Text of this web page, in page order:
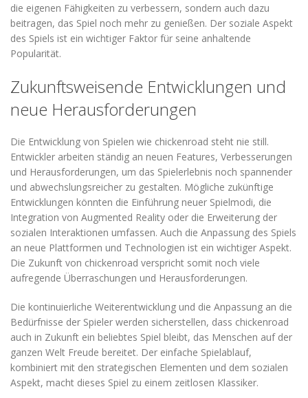
die eigenen Fähigkeiten zu verbessern, sondern auch dazu
beitragen, das Spiel noch mehr zu genießen. Der soziale Aspekt
des Spiels ist ein wichtiger Faktor für seine anhaltende
Popularität.
Zukunftsweisende Entwicklungen und
neue Herausforderungen
Die Entwicklung von Spielen wie chickenroad steht nie still.
Entwickler arbeiten ständig an neuen Features, Verbesserungen
und Herausforderungen, um das Spielerlebnis noch spannender
und abwechslungsreicher zu gestalten. Mögliche zukünftige
Entwicklungen könnten die Einführung neuer Spielmodi, die
Integration von Augmented Reality oder die Erweiterung der
sozialen Interaktionen umfassen. Auch die Anpassung des Spiels
an neue Plattformen und Technologien ist ein wichtiger Aspekt.
Die Zukunft von chickenroad verspricht somit noch viele
aufregende Überraschungen und Herausforderungen.
Die kontinuierliche Weiterentwicklung und die Anpassung an die
Bedürfnisse der Spieler werden sicherstellen, dass chickenroad
auch in Zukunft ein beliebtes Spiel bleibt, das Menschen auf der
ganzen Welt Freude bereitet. Der einfache Spielablauf,
kombiniert mit den strategischen Elementen und dem sozialen
Aspekt, macht dieses Spiel zu einem zeitlosen Klassiker.